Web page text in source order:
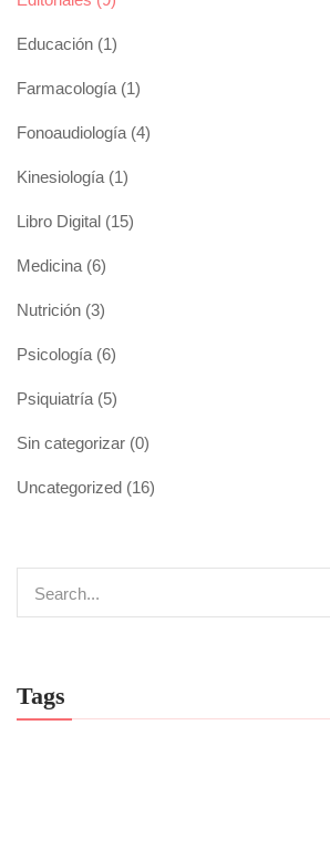
Educación (1)
Farmacología (1)
Fonoaudiología (4)
Kinesiología (1)
Libro Digital (15)
Medicina (6)
Nutrición (3)
Psicología (6)
Psiquiatría (5)
Sin categorizar (0)
Uncategorized (16)
Tags